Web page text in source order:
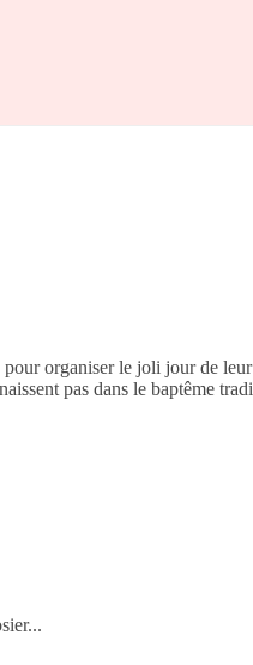
organiser le joli jour de
pas dans le baptême